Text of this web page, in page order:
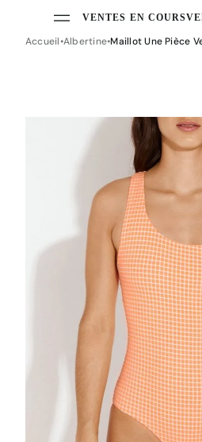
VENTES EN COURS
Accueil Albertine Maillot Une Pièce